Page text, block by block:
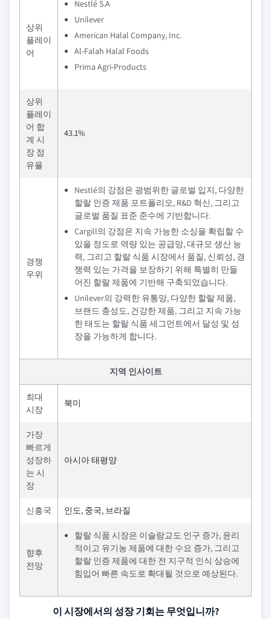
상위
플레이
어
Nestlé S.A
Unilever
American Halal Company, Inc.
Al-Falah Halal Foods
Prima Agri-Products
상위
플레이
어 합
계 시
장 점
유율
43.1%
경쟁
우위
Nestlé의 강점은 광범위한 글로벌 입지, 다양한
할랄 인증 제품 포트폴리오, R&D 혁신, 그리고
글로벌 품질 표준 준수에 기반합니다.
Cargill의 강점은 지속 가능한 소싱을 확립할 수
있을 정도로 역량 있는 공급망, 대규모 생산 능
력, 그리고 할랄 식품 시장에서 품질, 신뢰성, 경
쟁력 있는 가격을 보장하기 위해 특별히 만들
어진 할랄 제품에 기반해 구축되었습니다.
Unilever의 강력한 유통망, 다양한 할랄 제품,
브랜드 충성도, 건강한 제품, 그리고 지속 가능
한 태도는 할랄 식품 세그먼트에서 달성 및 성
장을 가능하게 합니다.
지역 인사이트
최대
시장
북미
가장
빠르게
성장하
는 시
장
아시아 태평양
신흥국 인도, 중국, 브라질
향후
전망
할랄 식품 시장은 이슬람교도 인구 증가, 윤리
적이고 유기농 제품에 대한 수요 증가, 그리고
할랄 인증 제품에 대한 전 지구적 인식 상승에
힘입어 빠른 속도로 확대될 것으로 예상된다.
이 시장에서의 성장 기회는 무엇입니까?